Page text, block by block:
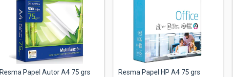
Resma Papel Autor A4 75 grs
Resma Papel HP A4 75 grs